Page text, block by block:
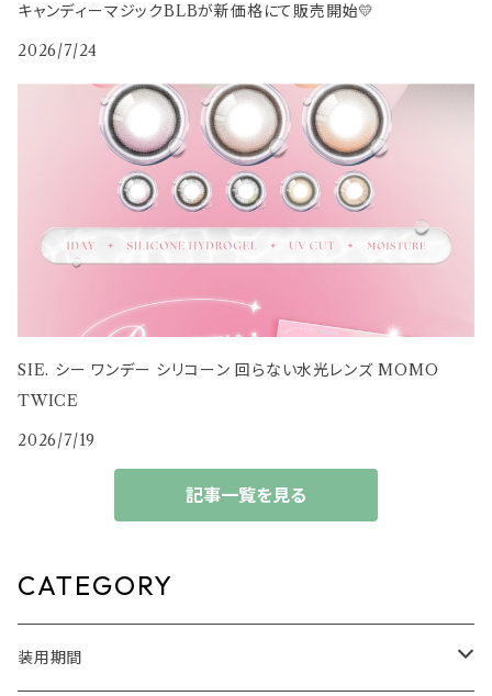
キャンディーマジックBLBが新価格にて販売開始💛
2026/7/24
SIE. シー ワンデー シリコーン 回らない水光レンズ MOMO
TWICE
2026/7/19
記事一覧を見る
CATEGORY
装用期間